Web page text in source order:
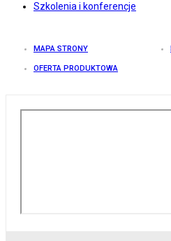
Szkolenia i konferencje
MAPA STRONY
OFERTA PRODUKTOWA